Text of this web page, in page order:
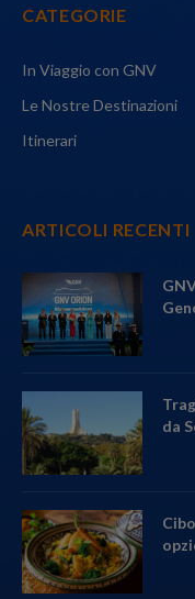
CATEGORIE
In Viaggio con GNV
Le Nostre Destinazioni
Itinerari
ARTICOLI RECENTI
da